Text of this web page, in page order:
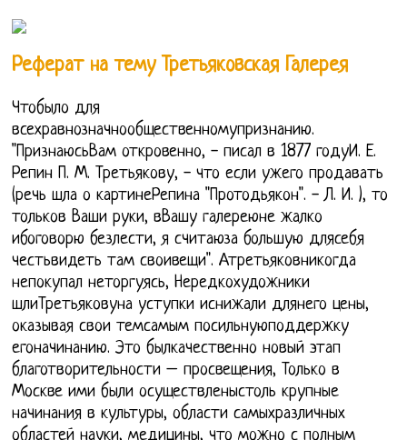
Реферат на тему Третьяковская Галерея
Чтобыло для
всехравнозначнообщественномупризнанию.
"ПризнаюсьВам откровенно, - писал в 1877 годуИ. Е.
Репин П. М. Третьякову, - что если ужего продавать
(речь шла о картинеРепина "Протодьякон". - Л. И. ), то
тольков Ваши руки, вВашу галереюне жалко
ибоговорю безлести, я считаюза большую длясебя
честьвидеть там своивещи". Атретьяковникогда
непокупал неторгуясь, Нередкохудожники
шлиТретьяковуна уступки иснижали длянего цены,
оказывая свои темсамым посильнуюподдержку
егоначинанию. Это былкачественно новый этап
благотворительности – просвещения, Только в
Москве ими были осуществленыстоль крупные
начинания в культуры, области самыхразличных